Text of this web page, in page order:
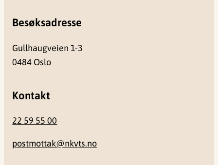
Besøksadresse
Gullhaugveien 1-3
0484 Oslo
Kontakt
22 59 55 00
postmottak@nkvts.no